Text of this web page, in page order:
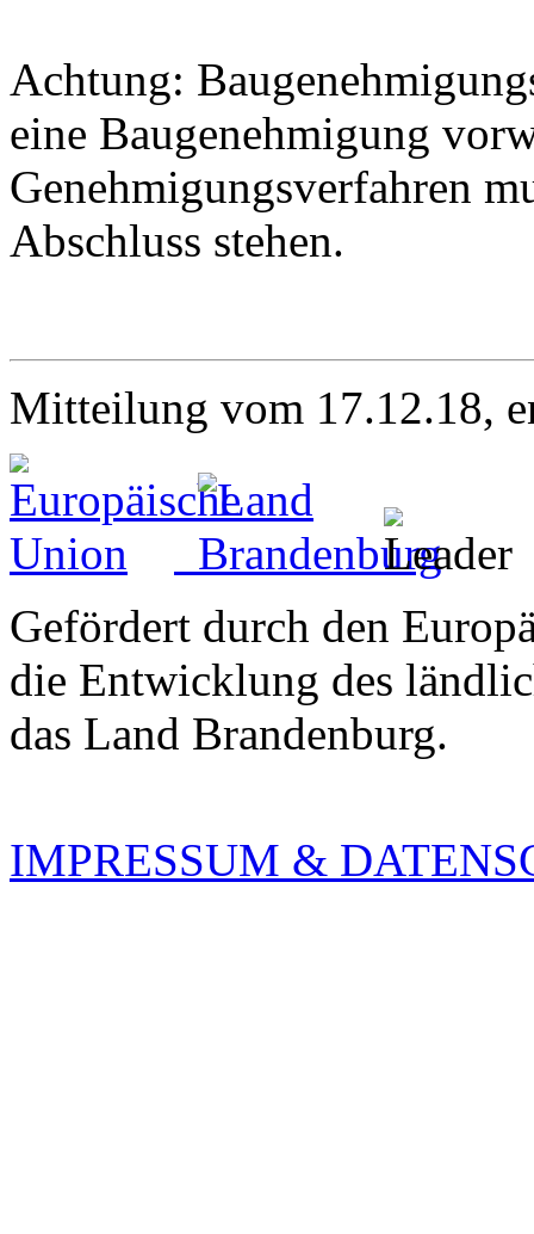
Achtung:
eine Baugenehmigung
Genehmigungsverfahren
Abschluss stehen.
Mitteilung vom 17.12.18,
Gefördert durch den
die Entwicklung des
das Land Brandenburg.
IMPRESSUM &